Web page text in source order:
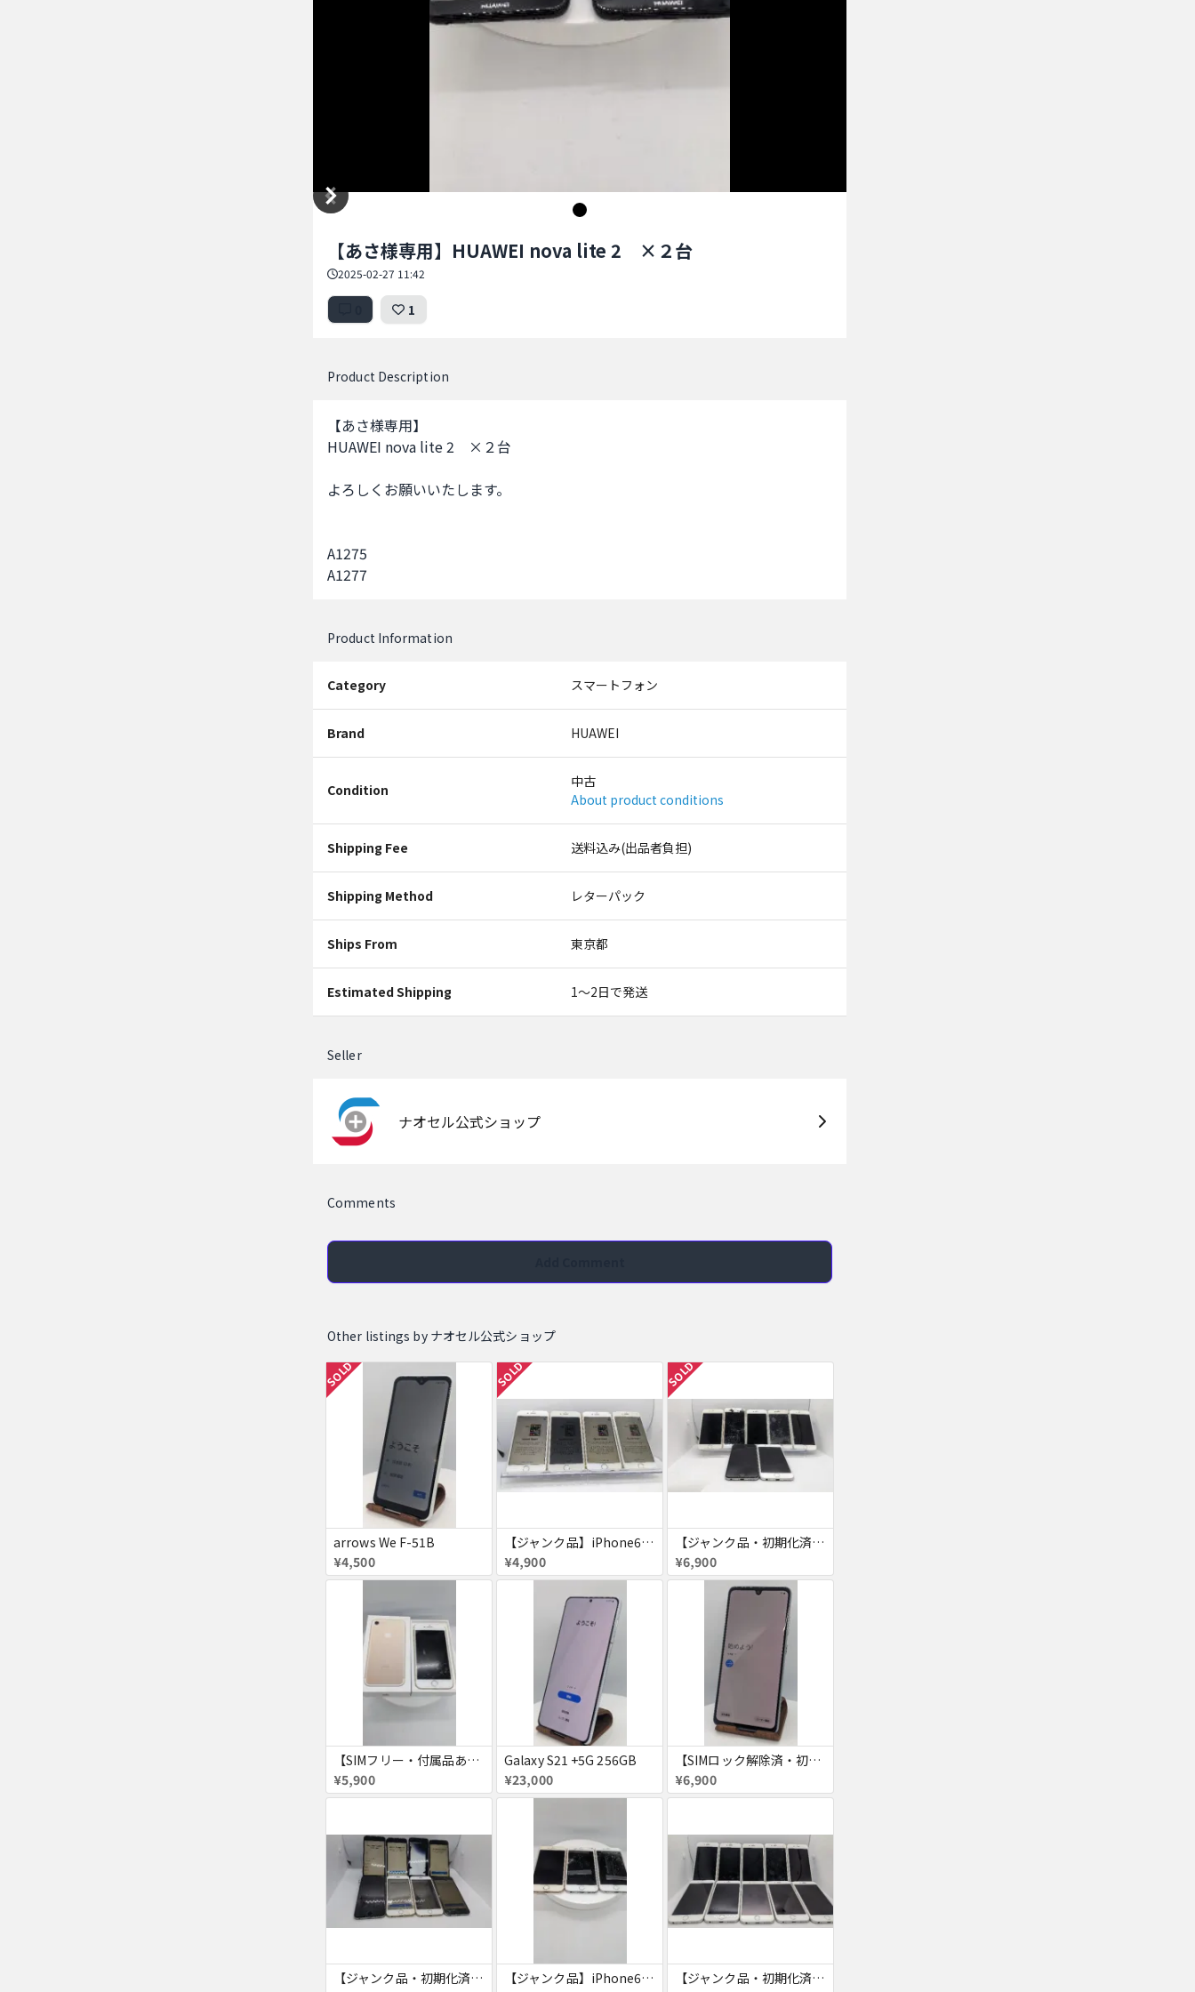
【あさ様専用】HUAWEI nova lite 2 ×２台
2025-02-27 11:42
1
Product Description
【あさ様専用】
HUAWEI nova lite 2　×２台
よろしくお願いいたします。
A1275
A1277
Product Information
Category スマートフォン
Brand HUAWEI
Condition
中古
About product conditions
Shipping Fee 送料込み(出品者負担)
Shipping Method レターパック
Ships From 東京都
Estimated Shipping 1〜2日で発送
Seller
ナオセル公式ショップ
Comments
Other listings by ナオセル公式ショップ
SOLD
arrows We F-51B
¥4,500
SOLD
【ジャンク品】iPhone6s ４台セット
¥4,900
SOLD
【ジャンク品・初期化済・SIMロック解除済】iPhone6 7台セット
¥6,900
【SIMフリー・付属品あり】iPhone 7 128GB
¥5,900
Galaxy S21 +5G 256GB
¥23,000
【SIMロック解除済・初期化済】Galaxy A41 SCV48
¥6,900
【ジャンク品・初期化済】iPhone6 8台セット
【ジャンク品】iPhone6s ３台セット
【ジャンク品・初期化済】iPhone6 10台セット